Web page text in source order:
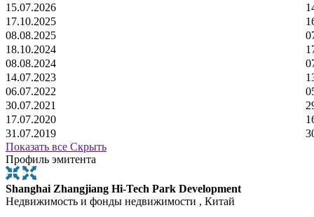
15.07.2026
17.10.2025
08.08.2025
18.10.2024
08.08.2024
14.07.2023
06.07.2022
30.07.2021
17.07.2020
31.07.2019
Показать все Скрыть
Профиль эмитента
Shanghai Zhangjiang Hi-Tech Park Development
Недвижимость и фонды недвижимости , Китай